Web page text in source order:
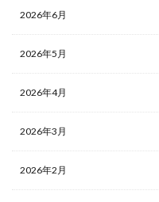
2026年6月
2026年5月
2026年4月
2026年3月
2026年2月